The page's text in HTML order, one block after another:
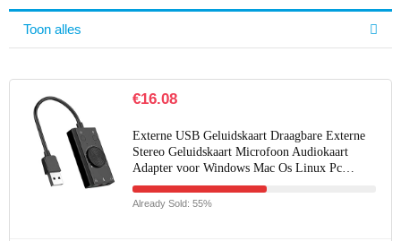
Toon alles
€16.08
Externe USB Geluidskaart Draagbare Externe
Stereo Geluidskaart Microfoon Audiokaart
Adapter voor Windows Mac Os Linux Pc…
Already Sold: 55%